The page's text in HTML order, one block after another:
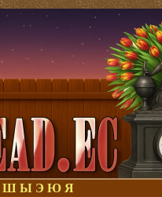
Ш Ы Э Ю Я